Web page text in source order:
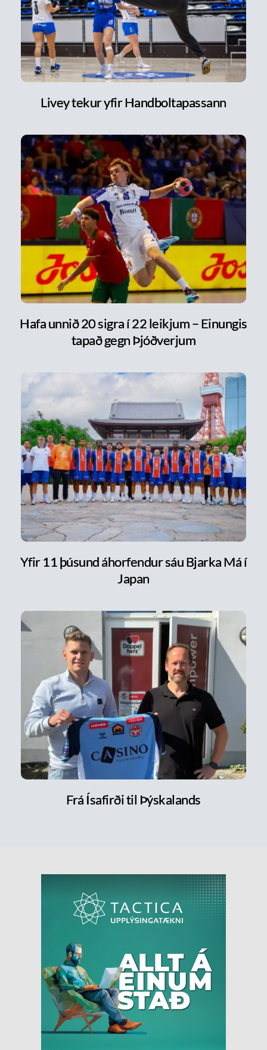
Livey tekur yfir Handboltapassann
Hafa unnið 20 sigra í 22 leikjum – Einungis
tapað gegn Þjóðverjum
Yfir 11 þúsund áhorfendur sáu Bjarka Má í
Japan
Frá Ísafirði til Þýskalands